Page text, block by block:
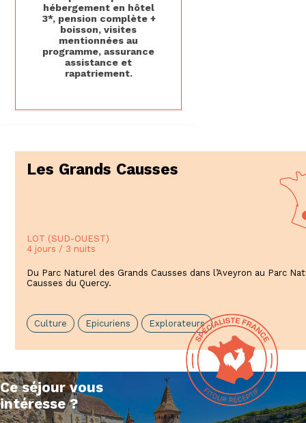
hébergement en hôtel
3*, pension complète +
boisson, visites
mentionnées au
programme, assurance
assistance et
rapatriement.
Les Grands Causses
LOT (SUD-OUEST)
4 jours / 3 nuits
Du Parc Naturel des Grands Causses dans l’Aveyron au Parc
Causses du Quercy.
Culture Epicuriens Explorateurs
Ce séjour vous
intéresse ?